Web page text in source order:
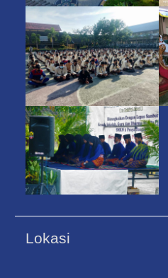
Lokasi